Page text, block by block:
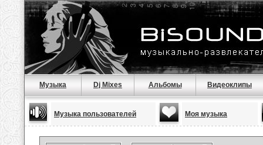
Музыка Dj Mixes Альбомы Видеоклипы
Музыка пользователей Моя музыка